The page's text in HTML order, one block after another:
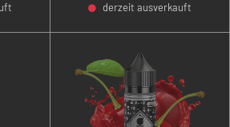
+ - +
derzeit ausverkauft